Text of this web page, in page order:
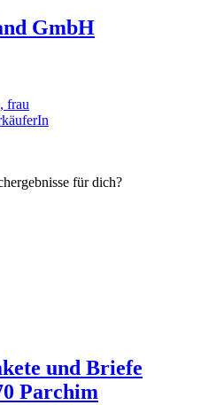
GmbH
frau
für dich?
und Briefe
Parchim